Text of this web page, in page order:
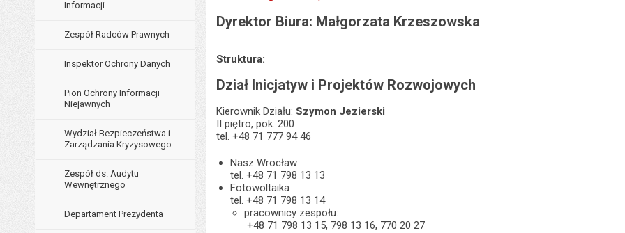
Informacji
Zespół Radców Prawnych
Inspektor Ochrony Danych
Pion Ochrony Informacji
Niejawnych
Wydział Bezpieczeństwa i
Zarządzania Kryzysowego
Zespół ds. Audytu
Wewnętrznego
Departament Prezydenta
Dyrektor Biura: Małgorzata Krzeszowska
Struktura:
Dział Inicjatyw i Projektów Rozwojowych
Kierownik Działu:Szymon Jezierski
II piętro, pok. 200
tel. +48 71 777 94 46
Nasz Wrocław
tel. +48 71 798 13 13
Fotowoltaika
tel. +48 71 798 13 14
pracownicy zespołu:
+48 71 798 13 15, 798 13 16, 770 20 27